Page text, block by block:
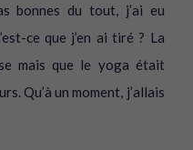
bonnes du tout, j’ai eu
ce que j’en ai tiré ? La
mais que le yoga était
Qu’à un moment, j’allais